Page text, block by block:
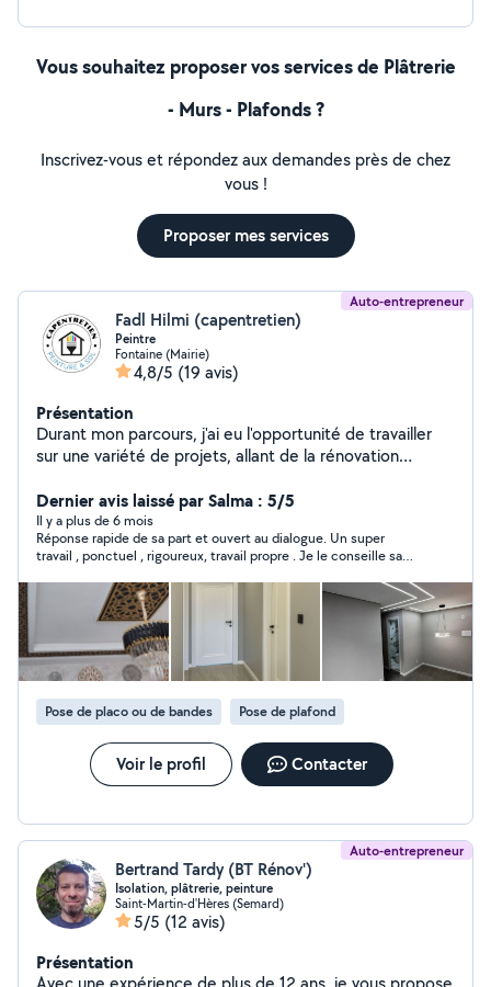
Vous souhaitez proposer vos services de Plâtrerie
- Murs - Plafonds ?
Inscrivez-vous et répondez aux demandes près de chez
vous !
Proposer mes services
Auto-entrepreneur
Fadl Hilmi (capentretien)
Peintre
Fontaine (Mairie)
4,8/5 (19 avis)
Présentation
Durant mon parcours, j'ai eu l'opportunité de travailler
sur une variété de projets, allant de la rénovation
formation de peintre applicateur de revêtements et
aussi mon expérience m'ont permis de développer une
maîtrise parfaite des techniques de peinture,
d'enduisage et de pose de revêtements . Mon
expérience en peinture & rénovation m'a également
appris à respecter des délais serrés tout en garantissant
un travail de qualité et conforme aux exigences des
clients
Dernier avis laissé par Salma : 5/5
Il y a plus de 6 mois
Réponse rapide de sa part et ouvert au dialogue. Un super
travail , ponctuel , rigoureux, travail propre . Je le conseille sans
adoré leurs chambres.
Pose de placo ou de bandes Pose de plafond
Voir le profil Contacter
Auto-entrepreneur
Bertrand Tardy (BT Rénov')
Isolation, plâtrerie, peinture
Saint-Martin-d'Hères (Semard)
5/5 (12 avis)
Présentation